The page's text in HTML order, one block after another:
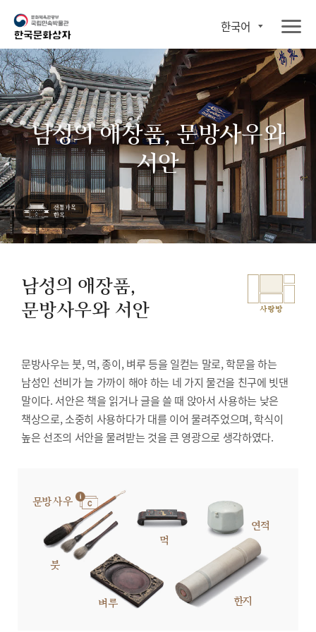
한국어
남성의 애장품, 문방사우와
서안
남성의 애장품,
문방사우와 서안
사랑방
문방사우는 붓, 먹, 종이, 벼루 등을 일컫는 말로, 학문을 하는
남성인 선비가 늘 가까이 해야 하는 네 가지 물건을 친구에 빗댄
말이다. 서안은 책을 읽거나 글을 쓸 때 앉아서 사용하는 낮은
책상으로, 소중히 사용하다가 대를 이어 물려주었으며, 학식이
높은 선조의 서안을 물려받는 것을 큰 영광으로 생각하였다.
문방사우
붓
먹
연적
벼루 한지